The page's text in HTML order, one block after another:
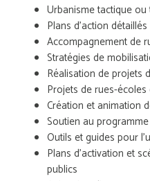
Urbanisme tactique
Plans d’action
Accompagnement de
Stratégies de
Réalisation de projets
Projets de rues-
Création et animation
Soutien au programme
Outils et guides pour
Plans d’activation et
publics